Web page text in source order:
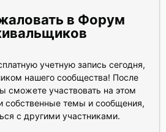
Форум
учетную запись сегодня,
нашего сообщества! После
сможете участвовать на этом
собственные темы и сообщения,
с другими участниками.